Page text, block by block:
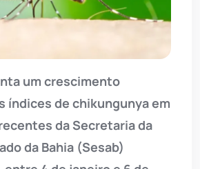
um crescimento
índices de chikungunya em
da Secretaria da
da Bahia (Sesab)